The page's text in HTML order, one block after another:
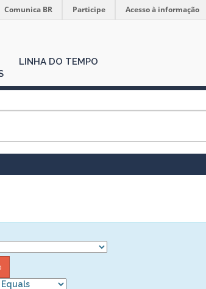
Comunica BR Participe Acesso à informação
LINHA DO TEMPO